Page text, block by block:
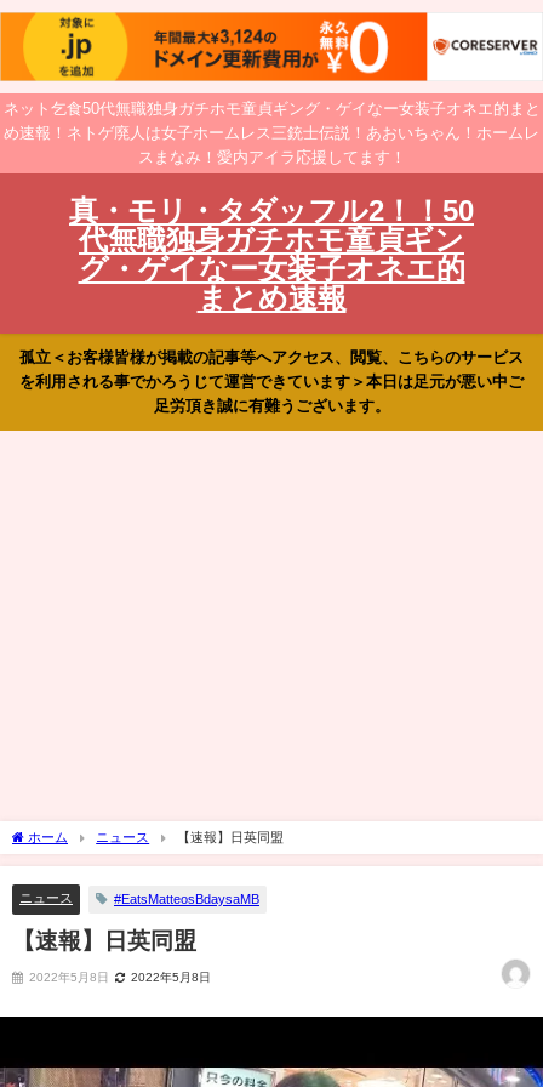
ネット乞食50代無職独身ガチホモ童貞ギング・ゲイなー女装子オネエ的まと
め速報！ネトゲ廃人は女子ホームレス三銃士伝説！あおいちゃん！ホームレ
スまなみ！愛内アイラ応援してます！
真・モリ・タダッフル2！！50
代無職独身ガチホモ童貞ギン
グ・ゲイなー女装子オネエ的
まとめ速報
孤立＜お客様皆様が掲載の記事等へアクセス、閲覧、こちらのサービス
を利用される事でかろうじて運営できています＞本日は足元が悪い中ご
足労頂き誠に有難うございます。
ホーム ニュース 【速報】日英同盟
ニュース #EatsMatteosBdaysaMB
【速報】日英同盟
2022年5月8日 2022年5月8日